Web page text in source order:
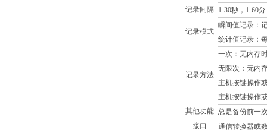
记录间隔
1-30秒，1-60
记录模式
瞬间值记录：
统计值记录：
记录方法
一次：无内存
无限次：无内
主机按键操作
主机按键操作
其他功能 总是备份前一
接口
通信转换器或